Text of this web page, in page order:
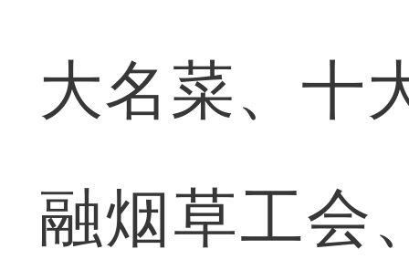
大名菜、十
融烟草工会